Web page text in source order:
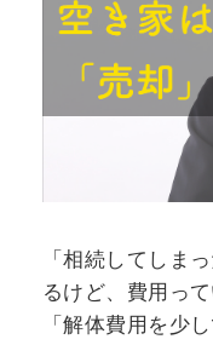
「相続してしま
るけど、費用っ
「解体費用を少